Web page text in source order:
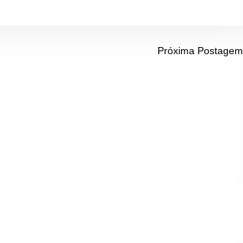
Próxima Postagem